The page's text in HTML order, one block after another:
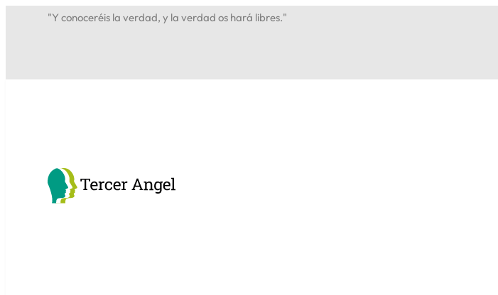
"Y conoceréis la verdad, y la verdad os hará libres."